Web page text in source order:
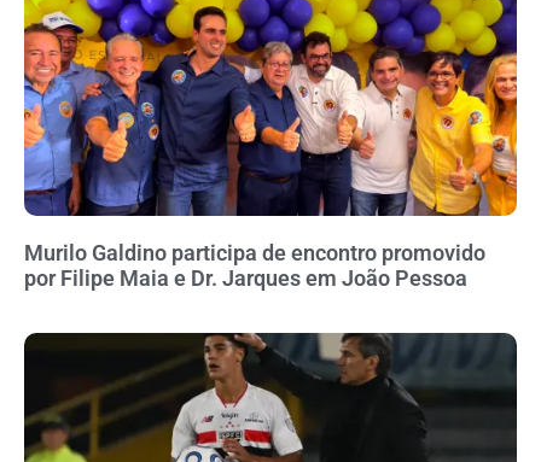
Murilo Galdino participa de encontro promovido
por Filipe Maia e Dr. Jarques em João Pessoa